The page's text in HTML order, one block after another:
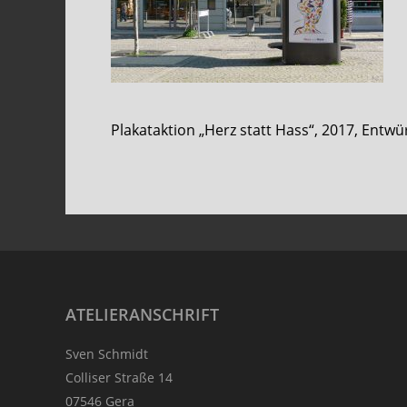
Plakataktion „Herz statt Hass“, 2017,
FooterATELIERANSCHRIFT
Sven Schmidt
Colliser Straße 14
07546 Gera